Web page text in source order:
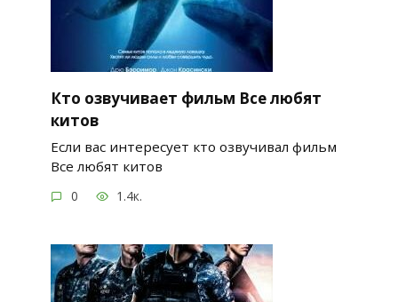
Кто озвучивает фильм Все любят
китов
Если вас интересует кто озвучивал фильм
Все любят китов
0 1.4к.